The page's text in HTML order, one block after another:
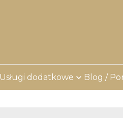
Usługi dodatkowe Blog /